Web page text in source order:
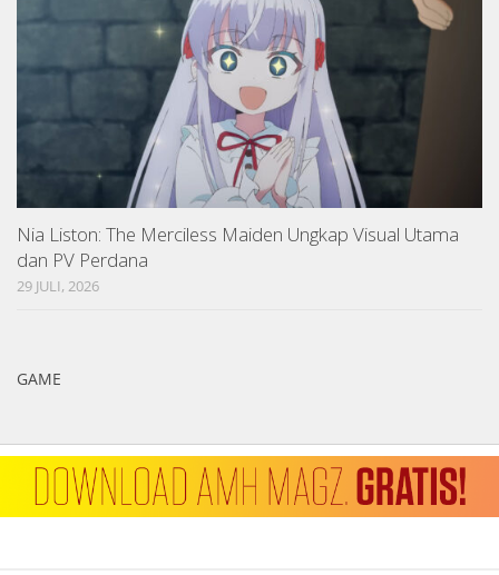
Nia Liston: The Merciless Maiden Ungkap Visual Utama
dan PV Perdana
29 JULI, 2026
GAME